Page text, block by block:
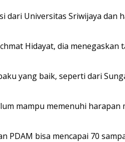
dari Universitas Sriwijaya
Hidayat, dia
yang baik, seperti dari
mampu memenuhi
PDAM bisa mencapai 70